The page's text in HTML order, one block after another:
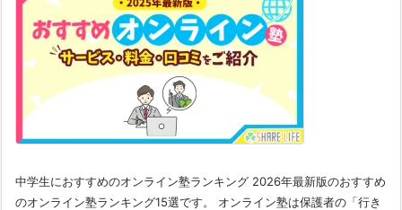
中学生におすすめのオンライン塾ランキング 2026年最新版のおすすめ
のオンライン塾ランキング15選です。 オンライン塾は保護者の「行き